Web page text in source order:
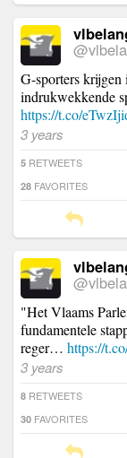
G-sporters krijgen
indrukwekkende
https://t.co/
3 years
5 RETWEETS
28 FAVORITES
"Het Vlaams
fundamentele
reger… https://
3 years
8 RETWEETS
30 FAVORITES